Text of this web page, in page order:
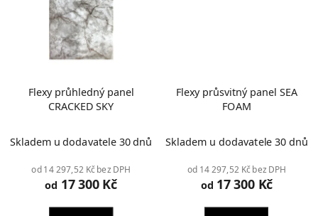
Flexy průhledný panel
CRACKED SKY
Skladem u dodavatele 30 dnů
od 14 297,52 Kč bez DPH
od 17 300 Kč
Flexy průsvitný panel SEA
FOAM
Skladem u dodavatele 30 dnů
od 14 297,52 Kč bez DPH
od 17 300 Kč